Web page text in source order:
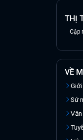
THỊ
Cập
VỀ
Sứ